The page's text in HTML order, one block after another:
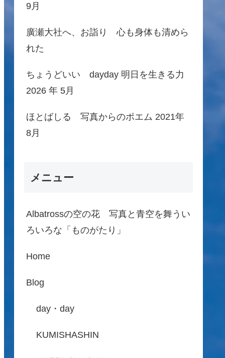
9月
廣瀬大社へ、お詣り 心も身体も清めら
れた
ちょうどいい dayday 明日を生きる力
2026 年 5月
ほとばしる 写真からのポエム 2021年
8月
メニュー
Albatrossの空の花 写真と青空を舞うい
ろいろな「ものがたり」
Home
Blog
day・day
KUMISHASHIN